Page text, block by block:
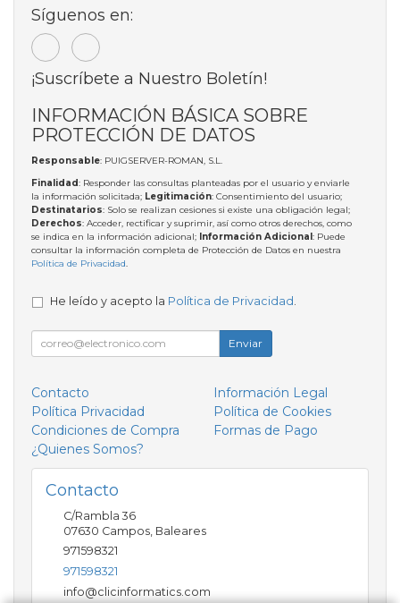
Síguenos en:
¡Suscríbete a Nuestro Boletín!
INFORMACIÓN BÁSICA SOBRE
PROTECCIÓN DE DATOS
Responsable: PUIGSERVER-ROMAN, S.L.
Finalidad: Responder las consultas planteadas por el usuario y enviarle
la información solicitada; Legitimación: Consentimiento del usuario;
Destinatarios: Solo se realizan cesiones si existe una obligación legal;
Derechos: Acceder, rectificar y suprimir, así como otros derechos, como
se indica en la información adicional; Información Adicional: Puede
consultar la información completa de Protección de Datos en nuestra
Política de Privacidad.
He leído y acepto la Política de Privacidad
Enviar
Contacto
Información Legal
Política Privacidad
Política de Cookies
Condiciones de Compra
Formas de Pago
¿Quienes Somos?
Contacto
C/Rambla 36
07630 Campos Baleares
971598321
971598321
info@clicinformatics.com